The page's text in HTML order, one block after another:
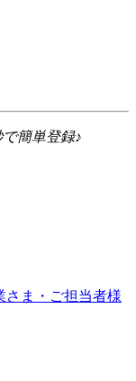
で簡単登録♪
さま・ご担当者様